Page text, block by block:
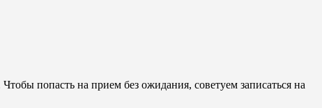
попасть на прием без ожидания, советуем записаться на